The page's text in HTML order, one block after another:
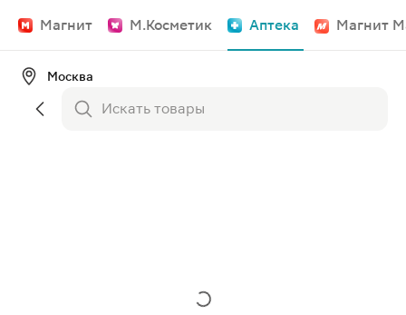
Магнит М.Косметик Аптека Магнит
Москва